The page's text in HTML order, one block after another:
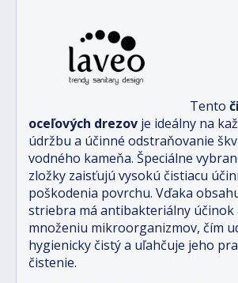
Tento
oceľových drezov je ideálny na
údržbu a účinné odstraňovanie
vodného kameňa. Špeciálne
zložky zaisťujú vysokú čistiacu
poškodenia povrchu. Vďaka
striebra má antibakteriálny účinok
množeniu mikroorganizmov, čím
hygienicky čistý a uľahčuje jeho
čistenie.